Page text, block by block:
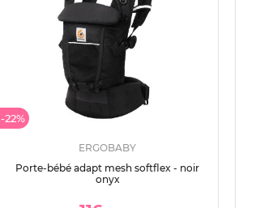
-22%
ERGOBABY
Porte-bébé adapt mesh softflex - noir
onyx